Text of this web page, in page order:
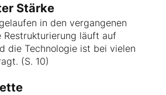
Stärke
in den vergangenen
Restrukturierung läuft auf
die Technologie ist bei vielen
(S. 10)